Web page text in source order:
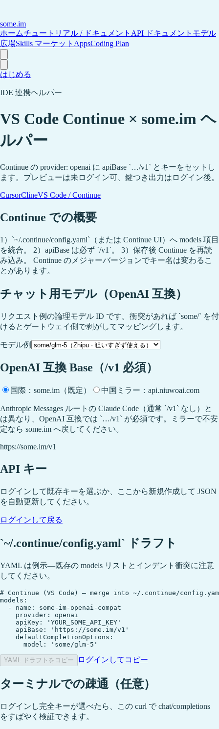
some.im
ホームチュートリアル / ドキュメント API ドキュメント モデル
広場Skills マーケット AppsCoding Plan
はじめる
IDE 連携ヘルパー
VS Code Continue × some.im ヘ
ルパー
Continue の provider: openai に apiBase `…/v1` とキーをセットし
ます。プレビューは未ログイン可、鍵つき出力はログイン後。
CursorClineVS Code / Continue
Continue での概要
1）`~/.continue/config.yaml`（または Continue UI）へ models 項目
を統合。 2）apiBase は必ず `/v1`。 3）保存後 Continue を再読
み込み。 Continue のメジャーバージョンでキー名は変わるこ
とがあります。
チャット用モデル（OpenAI 互換）
リクエスト例の論理モデル ID です。衝突があれば `some/` を付
けるとゲートウェイ側で剥がしてマッピングします。
モデル例
OpenAI 互換 Base（/v1 必須）
国際：some.im（既定） 中国ミラー：api.niuwoai.com
Anthropic Messages ルートの Claude Code（通常 `/v1` なし）と
は異なり、OpenAI 互換では `…/v1` が必須です。ミラーで不安
定なら some.im へ戻してください。
https://some.im/v1
API キー
ログインして既存キーを選ぶか、ここから新規作成して JSON
を自動更新してください。
ログインして戻る
`~/.continue/config.yaml` ドラフト
YAML は例示—既存の models リストとインデント衝突に注意
してください。
# Continue (VS Code) — merge into ~/.continue/
models:
  - name: some-im-openai-compat
    provider: openai
    apiKey: 'YOUR_SOME_API_KEY'
    apiBase: 'https://some.im/v1'
    defaultCompletionOptions:
      model: 'some/glm-5'
YAML ドラフトをコピー ログインしてコピー
ターミナルでの疎通（任意）
ログインし完全キーが選べたら、この curl で chat/completions
をすばやく検証できます。